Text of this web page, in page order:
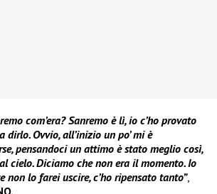
com’era? Sanremo è lì, io c’ho provato
dirlo. Ovvio, all’inizio un po’ mi è
pensandoci un attimo è stato meglio così,
cielo. Diciamo che non era il momento. Io
non lo farei uscire, c’ho ripensato tanto”,